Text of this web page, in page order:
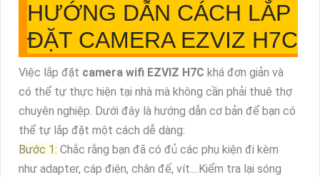
HƯỚNG DẪN CÁCH LẮP
ĐẶT CAMERA EZVIZ H7C
Việc lắp đặt camera wifi EZVIZ H7C khá đơn giản và
có thể tự thực hiện tại nhà mà không cần phải thuê thợ
chuyên nghiệp. Dưới đây là hướng dẫn cơ bản để bạn có
thể tự lắp đặt một cách dễ dàng:
Bước 1: Chắc rằng bạn đã có đủ các phụ kiện đi kèm
như adapter, cáp điện, chân đế, vít....Kiểm tra lại sóng